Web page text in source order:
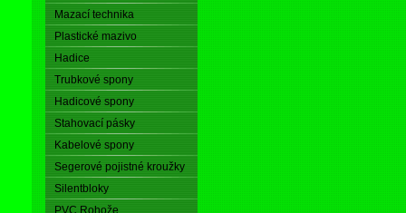
Mazací technika
Plastické mazivo
Hadice
Trubkové spony
Hadicové spony
Stahovací pásky
Kabelové spony
Segerové pojistné kroužky
Silentbloky
PVC Rohože